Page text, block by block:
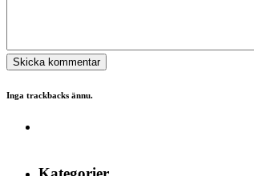
Inga trackbacks ännu.